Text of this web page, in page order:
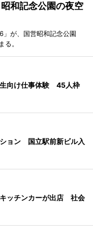
和記念公園の夜空
が、国営昭和記念公園
る。
向け仕事体験 45人枠
ョン 国立駅前新ビル入
ッチンカーが出店 社会